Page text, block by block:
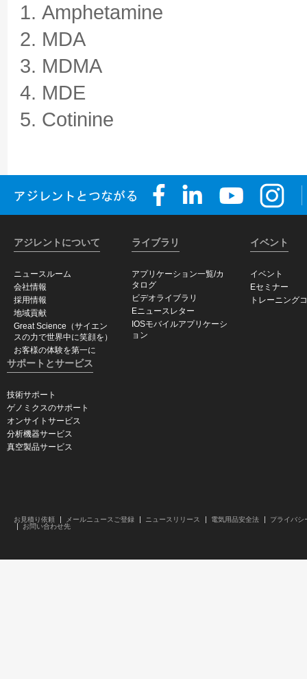
1. Amphetamine
2. MDA
3. MDMA
4. MDE
5. Cotinine
アジレントについて
ニュースルーム
会社情報
採用情報
地域貢献
Great Science（サイエン
スの力で世界中に笑顔を）
お客様の体験を第一に
ライブラリ
アプリケーション一覧/カ
タログ
ビデオライブラリ
Eニュースレター
IOSモバイルアプリケーシ
ョン
イベント
イベント
Eセミナー
トレーニング
サポートとサービス
技術サポート
ゲノミクスのサポート
オンサイトサービス
分析機器サービス
真空製品サービス
お見積り依頼 メールニュースご登録 ニュースリリース 電気用品安全法
プライバシ
お問い合わせ先